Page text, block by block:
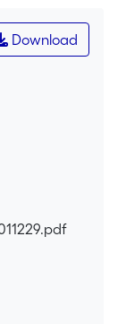
Download